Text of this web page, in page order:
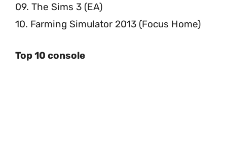
09. The Sims 3 (EA)
10. Farming Simulator 2013 (Focus Home)
Top 10 console